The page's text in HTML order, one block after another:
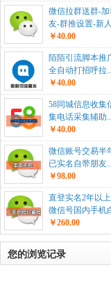
微信拉群送群-
友-群推设置-新
￥40.00
陌陌引流脚本推
全自动打招呼拉
￥40.00
58同城信息收集
集电话采集辅助
￥40.00
微信账号交易半
已实名自带朋友
￥98.00
直登实名2年以
微信号国内手机
￥260.00
您的浏览记录